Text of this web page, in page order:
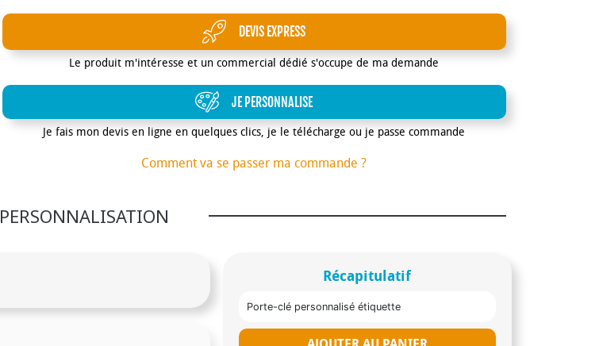
DEVIS EXPRESS
Le produit m'intéresse et un commercial dédié s'occupe de ma demande
JE PERSONNALISE
Je fais mon devis en ligne en quelques clics, je le télécharge ou je passe commande
Comment va se passer ma commande ?
PERSONNALISATION
Récapitulatif
Porte-clé personnalisé étiquette